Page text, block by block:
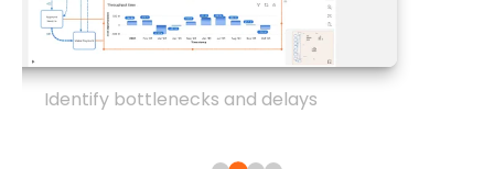
Identify bottlenecks and delays